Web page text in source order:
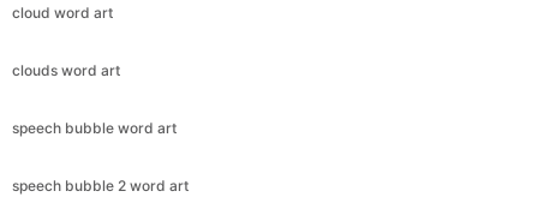
cloud word art
clouds word art
speech bubble word art
speech bubble 2 word art